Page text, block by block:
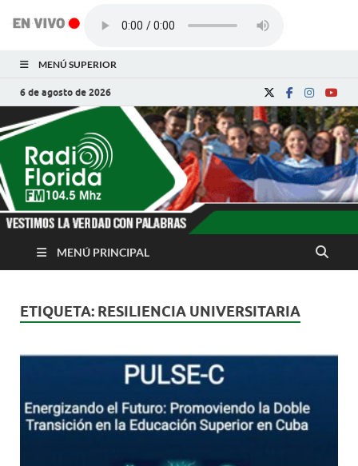
MENÚ SUPERIOR
6 de agosto de 2026
Radio Florida de
Cuba
Noticias y Actualidades de Florida, Camagüey,
MENÚ PRINCIPAL
ETIQUETA: RESILIENCIA UNIVERSITARIA